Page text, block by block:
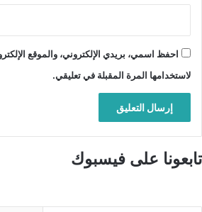
احفظ اسمي، بريدي الإلكتروني، والموقع
لاستخدامها المرة المقبلة في تعليقي.
تابعونا على فيسبوك